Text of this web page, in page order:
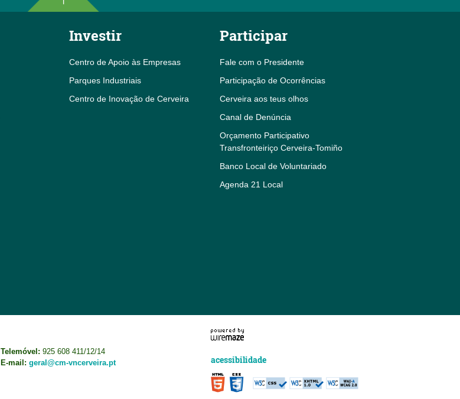
Investir
Centro de Apoio às Empresas
Parques Industriais
Centro de Inovação de Cerveira
Participar
Fale com o Presidente
Participação de Ocorrências
Cerveira aos teus olhos
Canal de Denúncia
Orçamento Participativo
Transfronteiriço Cerveira-Tomiño
Banco Local de Voluntariado
Agenda 21 Local
Telemóvel: 925 608 411/12/14
E-mail: geral@cm-vncerveira.pt acessibilidade